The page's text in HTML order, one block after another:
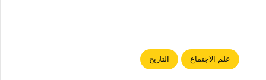
علم الاجتماع التاريخ